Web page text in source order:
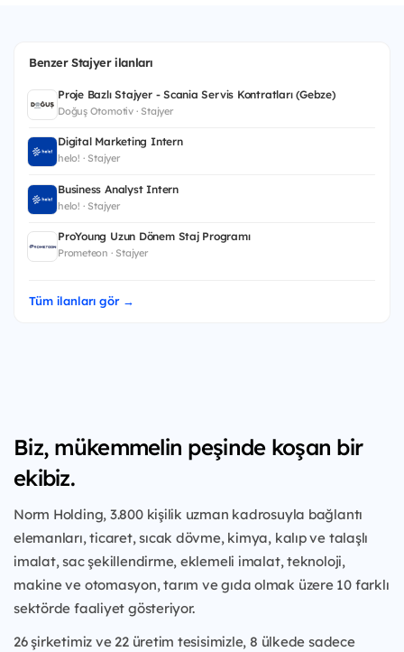
Benzer Stajyer ilanları
Proje Bazlı Stajyer - Scania Servis Kontratları (Gebze)
Doğuş Otomotiv · Stajyer
Digital Marketing Intern
helo! · Stajyer
Business Analyst Intern
helo! · Stajyer
ProYoung Uzun Dönem Staj Programı
Prometeon · Stajyer
Tüm ilanları gör →
Biz, mükemmelin peşinde koşan bir
ekibiz.
Norm Holding, 3.800 kişilik uzman kadrosuyla bağlantı
elemanları, ticaret, sıcak dövme, kimya, kalıp ve talaşlı
imalat, sac şekillendirme, eklemeli imalat, teknoloji,
makine ve otomasyon, tarım ve gıda olmak üzere 10 farklı
sektörde faaliyet gösteriyor.
26 şirketimiz ve 22 üretim tesisimizle, 8 ülkede sadece